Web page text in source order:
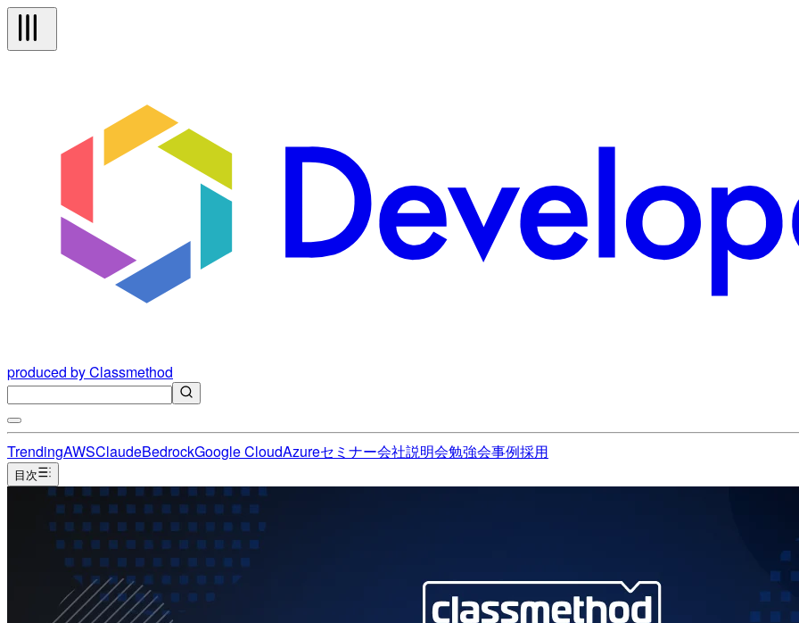
produced by Classmethod
TrendingAWSClaudeBedrockGoogle CloudAzureセミナー会社説明会勉強会事例採用
目次